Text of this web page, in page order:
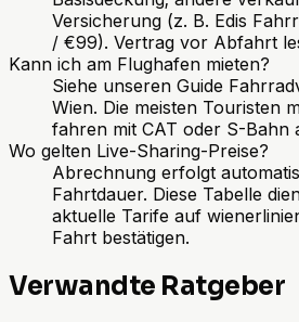
Versicherung (z. B. Edis
/ €99). Vertrag vor Abfahrt
Kann ich am Flughafen mieten?
Siehe unseren Guide
Wien. Die meisten Touristen
fahren mit CAT oder S-Bahn
Wo gelten Live-Sharing-Preise?
Abrechnung erfolgt
Fahrtdauer. Diese Tabelle
aktuelle Tarife auf
Fahrt bestätigen.
Verwandte Ratgeber